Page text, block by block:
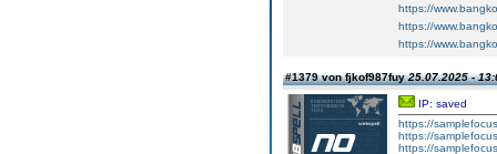
https://
https://
https://
#1379 von fjkof987fuy25.07.2025 -
IP: saved
https://
https://
https://